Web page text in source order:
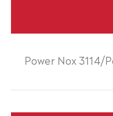
Power Nox 3114/